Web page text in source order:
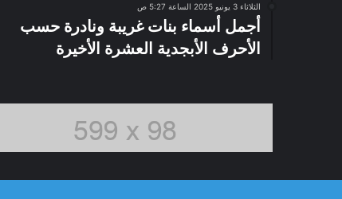
الثلاثاء 3 يونيو 2025 الساعة 5:27 ص
أجمل أسماء بنات غريبة ونادرة حسب
الأحرف الأبجدية العشرة الأخيرة